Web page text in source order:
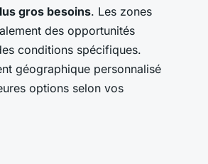
gros besoins. Les zones
des opportunités
conditions spécifiques.
géographique personnalisé
options selon vos